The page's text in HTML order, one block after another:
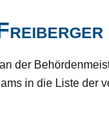
der
in die Liste der